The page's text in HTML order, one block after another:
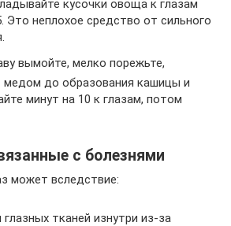
кусочки овоща к глазам
Это неплохое средство от сильного
вымойте, мелко порежьте,
медом до образования кашицы и
минут на 10 к глазам, потом
с болезнями
может вследствие:
глазных тканей изнутри из-за